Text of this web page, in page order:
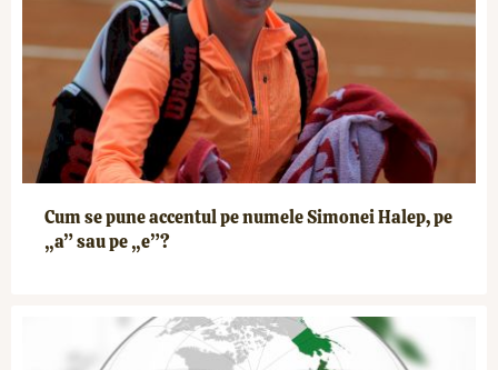
Cum se pune accentul pe numele Simonei Halep, pe
„a” sau pe „e”?